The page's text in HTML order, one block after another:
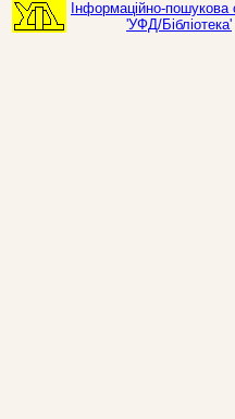
Інформаційно-пошукова
'УФД/Бібліотека'